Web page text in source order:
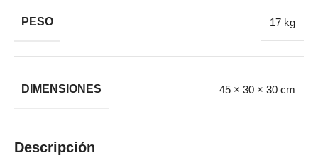
PESO 17 kg
DIMENSIONES 45 × 30 × 30 cm
Descripción